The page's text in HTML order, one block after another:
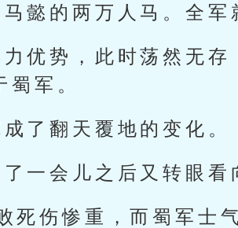
懿的两万人马。全军
优势，此时荡然无存
军。
了翻天覆地的变化。
一会儿之后又转眼看
死伤惨重，而蜀军士